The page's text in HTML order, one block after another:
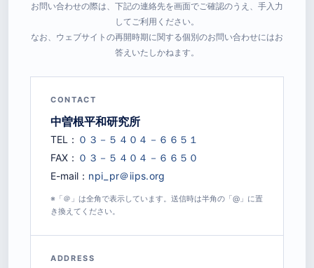
お問い合わせの際は、下記の連絡先を画面でご確認のうえ、手入力
してご利用ください。
なお、ウェブサイトの再開時期に関する個別のお問い合わせにはお
答えいたしかねます。
CONTACT
中曽根平和研究所
TEL：
FAX：
E-mail：
※「＠」は全角で表示しています。送信時は半角の「@」に置
き換えてください。
ADDRESS